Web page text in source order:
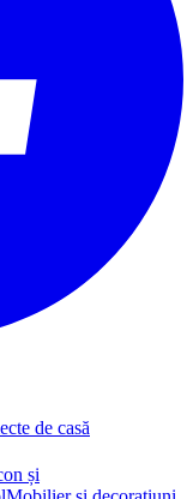
de casă
și